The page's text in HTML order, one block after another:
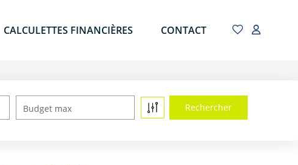
CALCULETTES FINANCIÈRES CONTACT
Budget max